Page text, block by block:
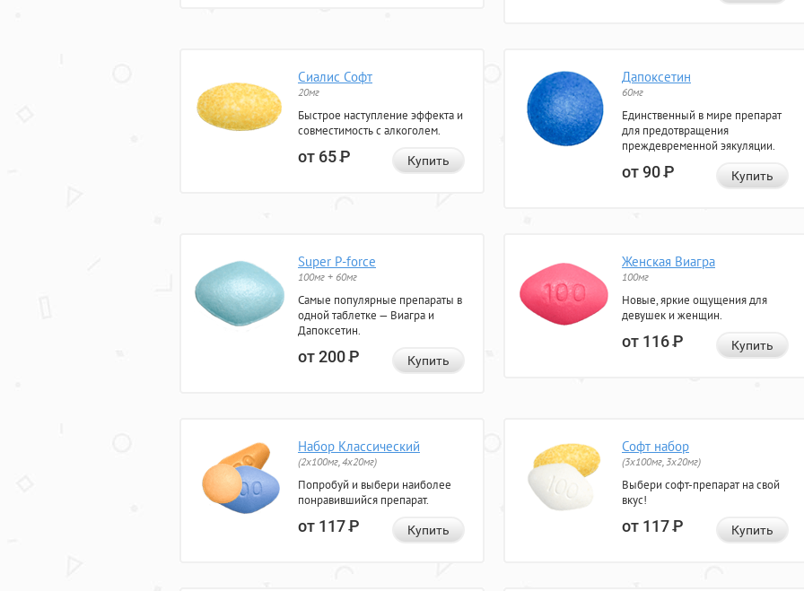
Сиалис Софт
20мг
Быстрое наступление эффекта и
совместимость с алкоголем.
от 65Р Купить
Дапоксетин
60мг
Единственный в мире препарат
для предотвращения
преждевременной эякуляции.
от 90Р Купить
Super P-force
100мг + 60мг
Самые популярные препараты в
одной таблетке — Виагра и
Дапоксетин.
от 200Р Купить
Женская Виагра
100мг
Новые, яркие ощущения для
девушек и женщин.
от 116Р Купить
Набор Классический
(2x100мг, 4x20мг)
Попробуй и выбери наиболее
понравившийся препарат.
от 117Р Купить
Софт набор
(3x100мг, 3x20мг)
Выбери софт-препарат на свой
вкус!
от 117Р Купить